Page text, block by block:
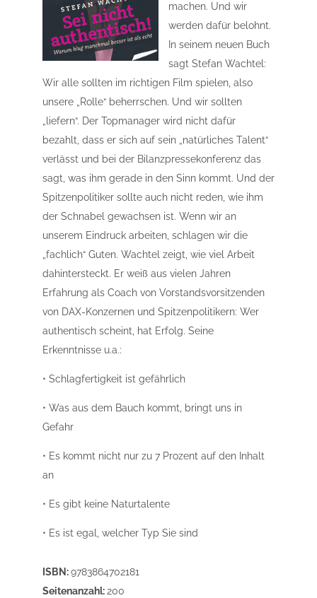
machen. Und wir
werden dafür belohnt.
In seinem neuen Buch
sagt Stefan Wachtel:
Wir alle sollten im richtigen Film spielen, also
unsere „Rolle“ beherrschen. Und wir sollten
„liefern“. Der Topmanager wird nicht dafür
bezahlt, dass er sich auf sein „natürliches Talent“
verlässt und bei der Bilanzpressekonferenz das
sagt, was ihm gerade in den Sinn kommt. Und der
Spitzenpolitiker sollte auch nicht reden, wie ihm
der Schnabel gewachsen ist. Wenn wir an
unserem Eindruck arbeiten, schlagen wir die
„fachlich“ Guten. Wachtel zeigt, wie viel Arbeit
dahintersteckt. Er weiß aus vielen Jahren
Erfahrung als Coach von Vorstandsvorsitzenden
von DAX-Konzernen und Spitzenpolitikern: Wer
authentisch scheint, hat Erfolg. Seine
Erkenntnisse u.a.:
• Schlagfertigkeit ist gefährlich
• Was aus dem Bauch kommt, bringt uns in
Gefahr
• Es kommt nicht nur zu 7 Prozent auf den Inhalt
an
• Es gibt keine Naturtalente
• Es ist egal, welcher Typ Sie sind
ISBN:9783864702181
Seitenanzahl: 200